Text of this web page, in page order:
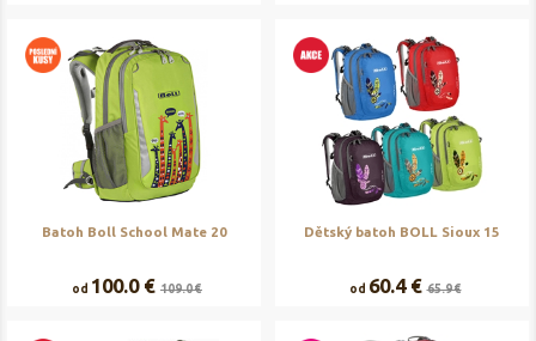
Batoh Boll School Mate 20
od 100.0 € 109.0 €
Dětský batoh BOLL Sioux 15
od 60.4 € 65.9 €